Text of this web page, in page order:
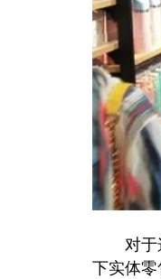
对于这
下实体